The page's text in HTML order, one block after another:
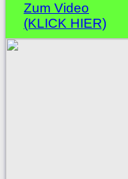
Zum Video
(KLICK HIER)